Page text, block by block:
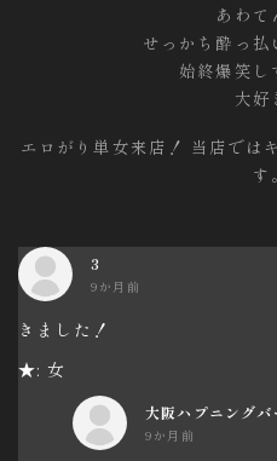
あわて
せっかち酔っ払
始終爆笑
大好
エロがり単女来店！ 当店では
す。
3
9か月前
きました！
★: 女
大阪ハプニング
9か月前